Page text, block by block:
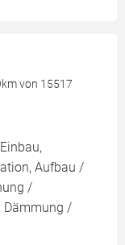
von 15517
Aufbau /
/
Dämmung /